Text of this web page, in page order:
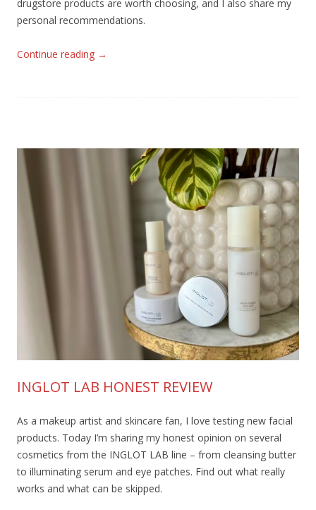
drugstore products are worth choosing, and I also share my
personal recommendations.
Continue reading →
INGLOT LAB HONEST REVIEW
As a makeup artist and skincare fan, I love testing new facial
products. Today I’m sharing my honest opinion on several
cosmetics from the INGLOT LAB line – from cleansing butter
to illuminating serum and eye patches. Find out what really
works and what can be skipped.